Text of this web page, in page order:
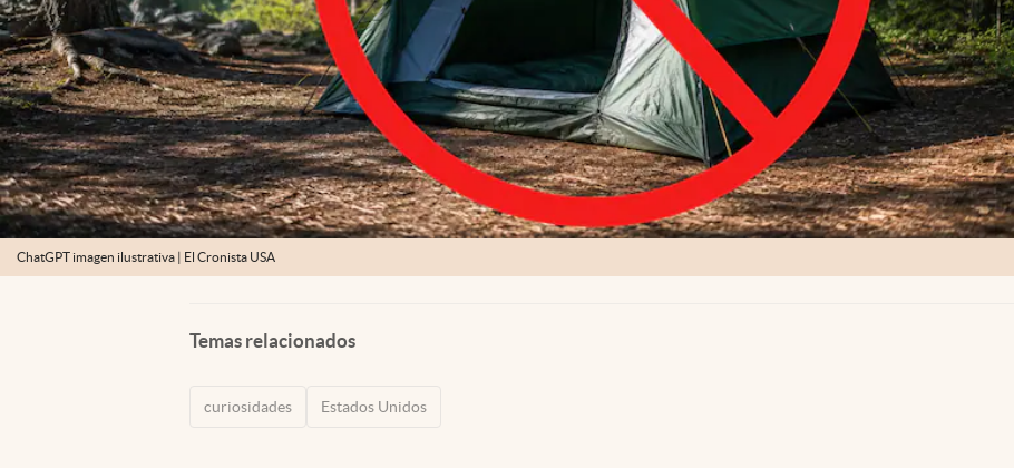
ChatGPT imagen ilustrativa | El Cronista USA
Temas relacionados
curiosidades Estados Unidos